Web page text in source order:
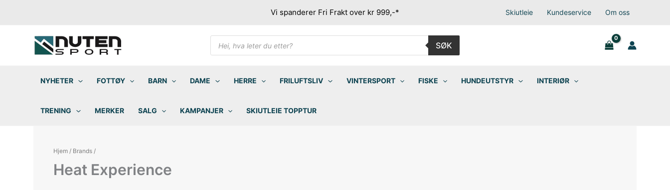
Vi spanderer Fri Frakt over kr 999,-* Skiutleie Kundeservice Om oss
Products
search
SØK
NYHETER FOTTØY BARN DAME HERRE FRILUFTSLIV VINTERSPORT FISKE HUNDEUTSTYR INTERIØR
TRENING MERKER SALG KAMPANJER SKIUTLEIE TOPPTUR
Hjem / Brands /
Heat Experience